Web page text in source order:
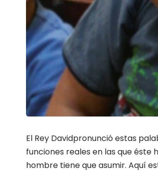
El Rey Davidpronunció estas
funciones reales en las que
hombre tiene que asumir. Aquí